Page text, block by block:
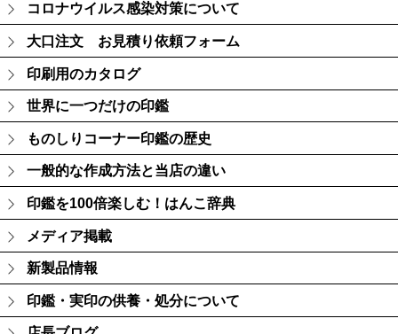
コロナウイルス感染対策について
大口注文 お見積り依頼フォーム
印刷用のカタログ
世界に一つだけの印鑑
ものしりコーナー印鑑の歴史
一般的な作成方法と当店の違い
印鑑を100倍楽しむ！はんこ辞典
メディア掲載
新製品情報
印鑑・実印の供養・処分について